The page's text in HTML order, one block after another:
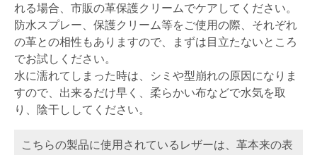
れる場合、市販の革保護クリームでケアしてください。
防水スプレー、保護クリーム等をご使用の際、それぞれ
の革との相性もありますので、まずは目立たないところ
でお試しください。
水に濡れてしまった時は、シミや型崩れの原因になりま
すので、出来るだけ早く、柔らかい布などで水気を取
り、陰干ししてください。
こちらの製品に使用されているレザーは、革本来の表